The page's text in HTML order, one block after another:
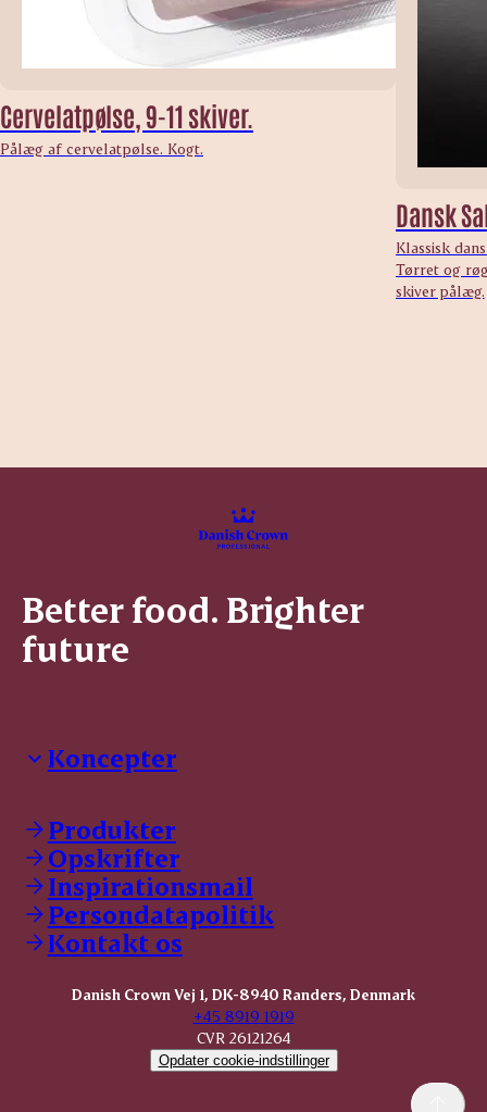
Cervelatpølse, 9-11 skiver.
Pålæg af cervelatpølse. Kogt.
Dansk
Klassisk
Tørret og
skiver pålæg.
Better food. Brighter
future
Koncepter
Dyrbar
GØL
Tulip
Friland
Dansk Kødkvæg
STOLT
Dansk Kalv
KOMBI Hak
Produkter
Opskrifter
Inspirationsmail
Persondatapolitik
Kontakt os
Danish Crown Vej 1, DK-8940 Randers, Denmark
+45 8919 1919
CVR 26121264
Opdater cookie-indstillinger